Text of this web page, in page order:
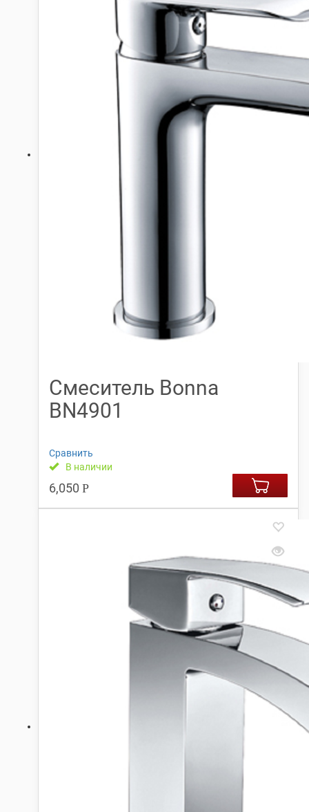
Смеситель Bonna
BN4901
Сравнить
В наличии
6,050 Р